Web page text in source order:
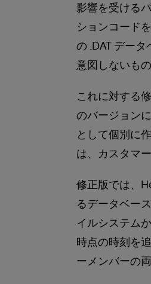
影響を受ける
ションコード
の .DAT デー
意図しないも
これに対する
のバージョン
として個別に
は、カスタマ
修正版では、
るデータベー
イルシステム
時点の時刻を
ーメンバーの